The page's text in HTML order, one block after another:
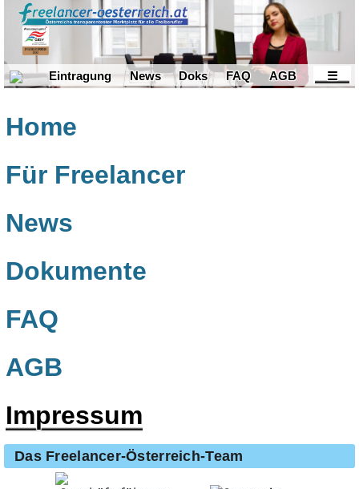
Eintragung News Doks FAQ AGB ☰
Home
Für Freelancer
News
Dokumente
FAQ
AGB
Impressum
Das Freelancer-Österreich-Team